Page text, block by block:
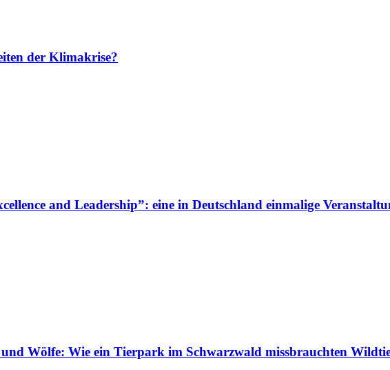
der Klimakrise?
and Leadership”: eine in Deutschland einmalige
Wölfe: Wie ein Tierpark im Schwarzwald missbrauchten